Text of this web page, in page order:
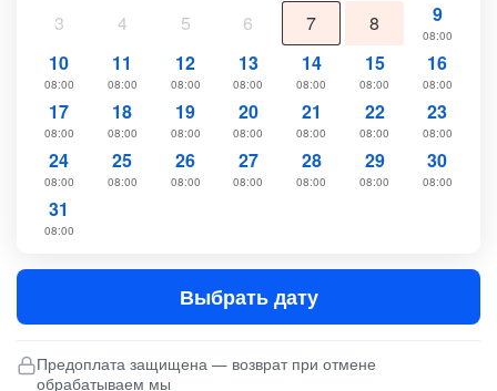
3
4 5 6 7 8 9
08:00
10
08:00
11
08:00
12
08:00
13
08:00
14
08:00
15
08:00
16
08:00
17
08:00
18
08:00
19
08:00
20
08:00
21
08:00
22
08:00
23
08:00
24
08:00
25
08:00
26
08:00
27
08:00
28
08:00
29
08:00
30
08:00
31
08:00
Выбрать дату
Предоплата защищена — возврат при отмене
обрабатываем мы